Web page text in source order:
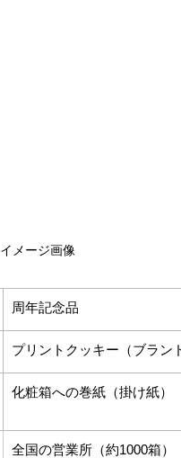
イメージ画像
周年記念品
プリントクッキー（ブラン
化粧箱への巻紙（掛け紙）
全国の営業所（約1000箱）